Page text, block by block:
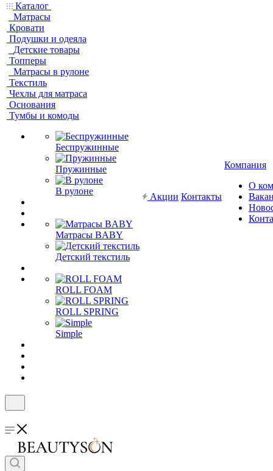
Каталог
Матрасы
Кровати
Подушки и одеяла
Детские товары
Топперы
Матрасы в рулоне
Текстиль
Чехлы для матраса
Основания
Тумбы и комоды
Беспружинные
Пружинные
В рулоне
Матрасы BABY
Детский текстиль
ROLL FOAM
ROLL SPRING
Simple
Акции Контакты
Компания
О